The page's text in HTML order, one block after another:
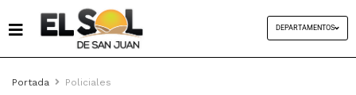
DEPARTAMENTOS
Portada Policiales